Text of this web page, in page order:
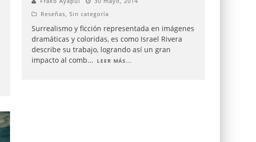
Reseñas ,Sin categoría
Surrealismo y ficción representada en imágenes
dramáticas y coloridas, es como Israel Rivera
describe su trabajo, logrando así un gran
impacto al comb... LEER MÁS...